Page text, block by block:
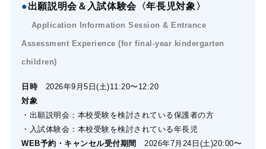
●出願説明会＆入試体験会〈年長児対象〉
Application Information Session & Entrance
Assessment Experience (for final-year kindergarten
children)
日時2026年9月5日(土)11:20〜12:20
対象
・出願説明会：本校受験を検討されている保護者の方
・入試体験会：本校受験を検討されている年長児
WEB予約・キャンセル受付期間
2026年7月24日(土)20:00〜